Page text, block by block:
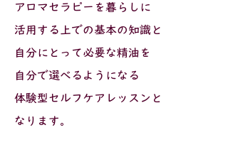
アロマセラピーを暮らしに
活用する上での基本の知識と
自分にとって必要な精油を
自分で選べるようになる
体験型セルフケアレッスンと
なります。